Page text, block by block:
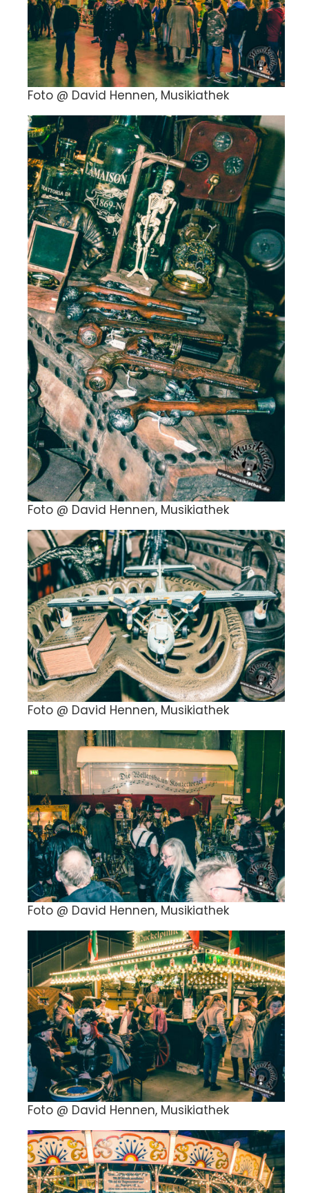
Foto @ David Hennen, Musikiathek
Foto @ David Hennen, Musikiathek
Foto @ David Hennen, Musikiathek
Foto @ David Hennen, Musikiathek
Foto @ David Hennen, Musikiathek